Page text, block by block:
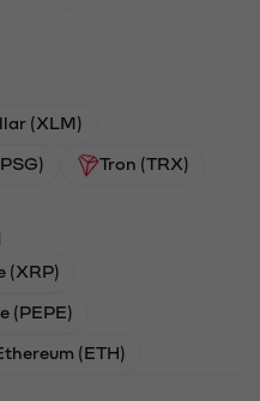
(XLM)
Tron (TRX)
(XRP)
(PEPE)
(ETH)